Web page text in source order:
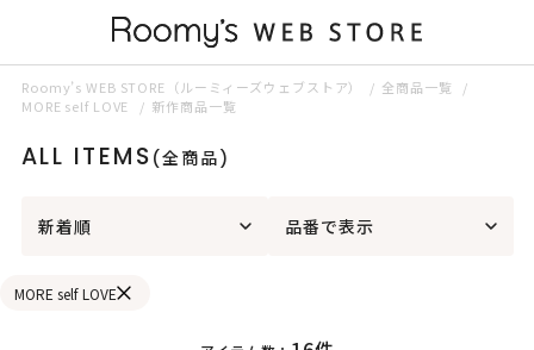
Roomy’s WEB STORE（ルーミィーズウェブストア）
全商品一覧
MORE self LOVE
新作商品一覧
ALL ITEMS (全商品)
新着順 品番で表示
MORE self LOVE